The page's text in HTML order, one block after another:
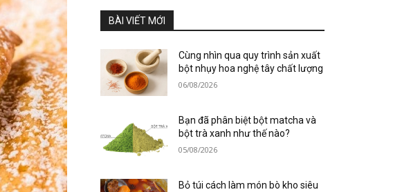
BÀI VIẾT MỚI
Cùng nhìn qua quy trình sản xuất
bột nhụy hoa nghệ tây chất lượng
06/08/2026
Bạn đã phân biệt bột matcha và
bột trà xanh như thế nào?
05/08/2026
Bỏ túi cách làm món bò kho siêu